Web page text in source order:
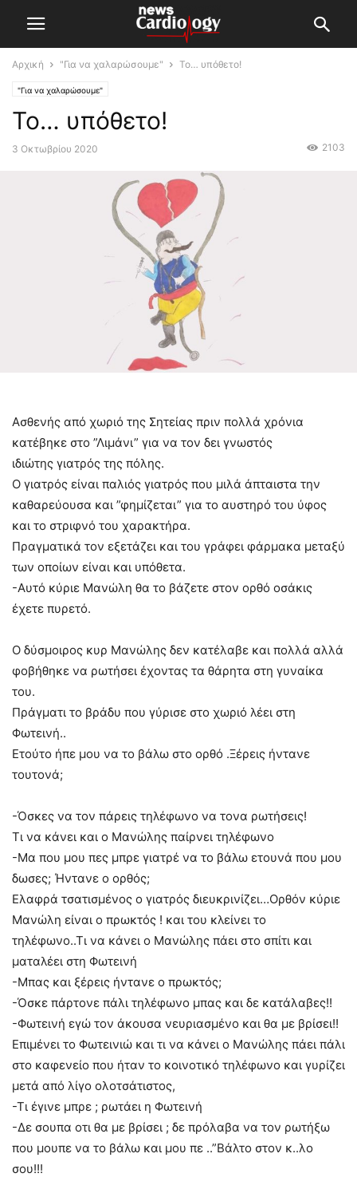
Αρχική "Για να χαλαρώσουμε" Το… υπόθετο!
"Για να χαλαρώσουμε"
Το… υπόθετο!
3 Οκτωβρίου 2020 2103
Ασθενής από χωριό της Σητείας πριν πολλά χρόνια
κατέβηκε στο ”Λιμάνι” για να τον δει γνωστός
ιδιώτης γιατρός της πόλης.
Ο γιατρός είναι παλιός γιατρός που μιλά άπταιστα την
καθαρεύουσα και ”φημίζεται” για το αυστηρό του ύφος
και το στριφνό του χαρακτήρα.
Πραγματικά τον εξετάζει και του γράφει φάρμακα μεταξύ
των οποίων είναι και υπόθετα.
-Αυτό κύριε Μανώλη θα το βάζετε στον ορθό οσάκις
έχετε πυρετό.
Ο δύσμοιρος κυρ Μανώλης δεν κατέλαβε και πολλά αλλά
φοβήθηκε να ρωτήσει έχοντας τα θάρητα στη γυναίκα
του.
Πράγματι το βράδυ που γύρισε στο χωριό λέει στη
Φωτεινή..
Ετούτο ήπε μου να το βάλω στο ορθό .Ξέρεις ήντανε
τουτονά;
-Όσκες να τον πάρεις τηλέφωνο να τονα ρωτήσεις!
Τι να κάνει και ο Μανώλης παίρνει τηλέφωνο
-Μα που μου πες μπρε γιατρέ να το βάλω ετουνά που μου
δωσες; Ήντανε ο ορθός;
Ελαφρά τσατισμένος ο γιατρός διευκρινίζει…Ορθόν κύριε
Μανώλη είναι ο πρωκτός ! και του κλείνει το
τηλέφωνο..Τι να κάνει ο Μανώλης πάει στο σπίτι και
ματαλέει στη Φωτεινή
-Μπας και ξέρεις ήντανε ο πρωκτός;
-Όσκε πάρτονε πάλι τηλέφωνο μπας και δε κατάλαβες!!
-Φωτεινή εγώ τον άκουσα νευριασμένο και θα με βρίσει!!
Επιμένει το Φωτεινιώ και τι να κάνει ο Μανώλης πάει πάλι
στο καφενείο που ήταν το κοινοτικό τηλέφωνο και γυρίζει
μετά από λίγο ολοτσάτιστος,
-Τι έγινε μπρε ; ρωτάει η Φωτεινή
-Δε σουπα οτι θα με βρίσει ; δε πρόλαβα να τον ρωτήξω
που μουπε να το βάλω και μου πε ..”Βάλτο στον κ..λο
σου!!!